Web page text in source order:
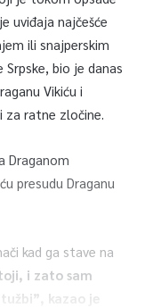
uviđaja najčešće
ili snajperskim
bio je danas
Vikiću i
ratne zločine.
Draganom
presudu Draganu
kad ga stave na
i zato sam
kazao je